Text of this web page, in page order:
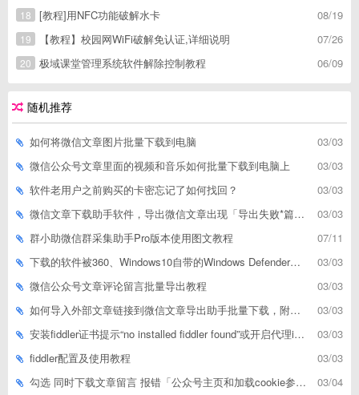
08/19
18
[教程]用NFC功能破解水卡
07/26
19
【教程】校园网WiFi破解免认证,详细说明
06/09
20 极域课堂管理系统软件解除控制教程
随机推荐
03/03
如何将微信文章图片批量下载到电脑
03/03
微信公众号文章里面的视频和音乐如何批量下载到电脑上
03/03
软件老用户之前购买的卡密忘记了如何找回？
03/03
微信文章下载助手软件，导出微信文章出现「导出失败*篇」如何解决
07/11
群小助微信群采集助手Pro版本使用图文教程
03/03
下载的软件被360、Windows10自带的Windows Defender、腾讯管家等杀毒软件误删了怎么解决
03/03
微信公众号文章评论留言批量导出教程
03/03
如何导入外部文章链接到微信文章导出助手批量下载，附上3种方式
03/03
安装fiddler证书提示“no installed fiddler found”或开启代理ip失败
03/03
fiddler配置及使用教程
03/04
勾选 同时下载文章留言 报错「公众号主页和加载cookie参数不能为空」